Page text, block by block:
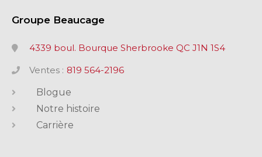
Groupe Beaucage
4339 boul. Bourque Sherbrooke QC J1N 1S4
Ventes : 819 564-2196
Blogue
Notre histoire
Carrière